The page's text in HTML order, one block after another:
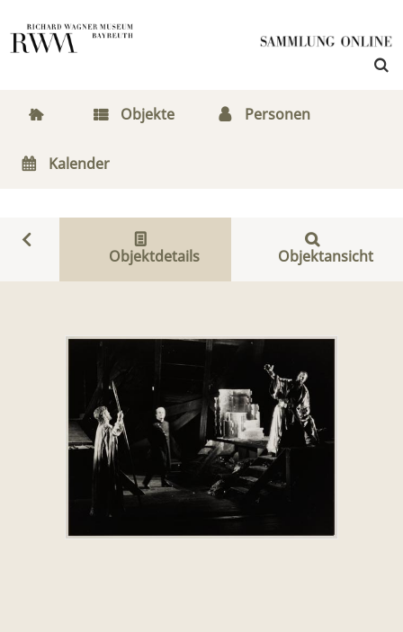
Objekte Personen
Kalender
Objektdetails Objektansicht